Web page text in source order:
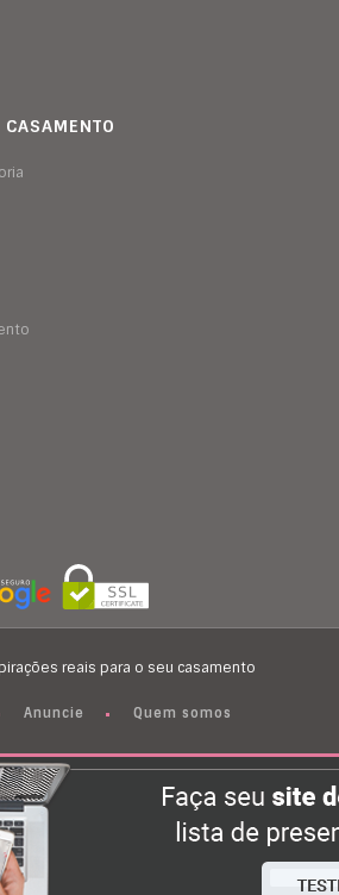
reais para o seu casamento
Anuncie Quem somos